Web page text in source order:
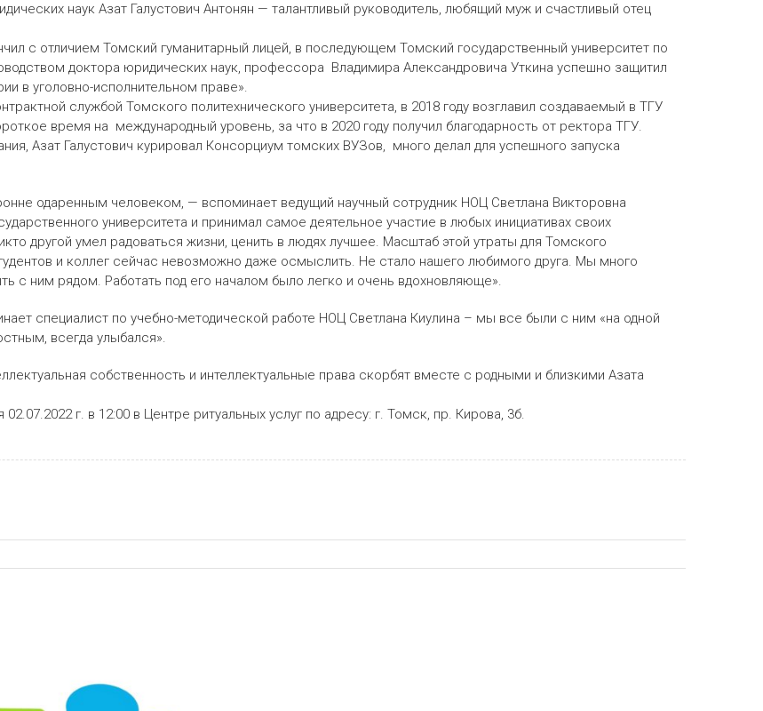
наук Азат Галустович Антонян — талантливый руководитель, любящий муж и счастливый отец
с отличием Томский гуманитарный лицей, в последующем Томский государственный университет по
доктора юридических наук, профессора Владимира Александровича Уткина успешно защитил
в уголовно-исполнительном праве».
службой Томского политехнического университета, в 2018 году возглавил создаваемый в ТГУ
время на международный уровень, за что в 2020 году получил благодарность от ректора ТГУ.
Азат Галустович курировал Консорциум томских ВУЗов, много делал для успешного запуска
одаренным человеком, — вспоминает ведущий научный сотрудник НОЦ Светлана Викторовна
университета и принимал самое деятельное участие в любых инициативах своих
другой умел радоваться жизни, ценить в людях лучшее. Масштаб этой утраты для Томского
и коллег сейчас невозможно даже осмыслить. Не стало нашего любимого друга. Мы много
с ним рядом. Работать под его началом было легко и очень вдохновляюще».
специалист по учебно-методической работе НОЦ Светлана Киулина – мы все были с ним «на одной
всегда улыбался».
собственность и интеллектуальные права скорбят вместе с родными и близкими Азата
г. в 12:00 в Центре ритуальных услуг по адресу: г. Томск, пр. Кирова, 3б.